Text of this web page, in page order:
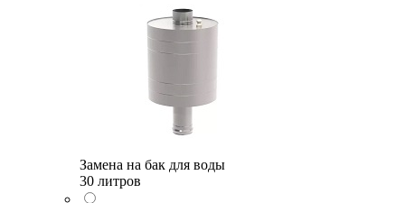
Замена на бак для воды
30 литров